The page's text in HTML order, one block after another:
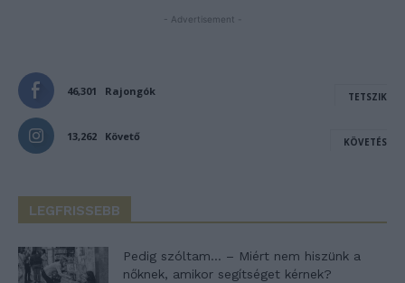
- Advertisement -
46,301 Rajongók TETSZIK
13,262 Követő KÖVETÉS
LEGFRISSEBB
Pedig szóltam… – Miért nem hiszünk a
nőknek, amikor segítséget kérnek?